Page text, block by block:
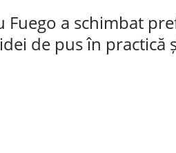
Fuego a schimbat
de pus în practică